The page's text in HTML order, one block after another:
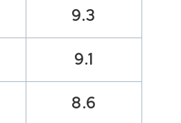
9.3
9.1
8.6